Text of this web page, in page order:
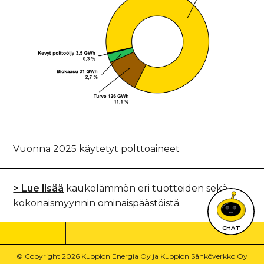
Vuonna 2025 käytetyt polttoaineet
> Lue lisää kaukolämmön eri tuotteiden sekä
kokonaismyynnin ominaispäästöistä.
© Copyright 2026 Kuopion Energia Oy ja Kuopion Sähköverkko Oy
CHAT